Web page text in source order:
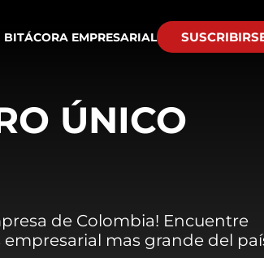
BITÁCORA EMPRESARIAL
ÚNICO
de Colombia! Encuentre
mas grande del